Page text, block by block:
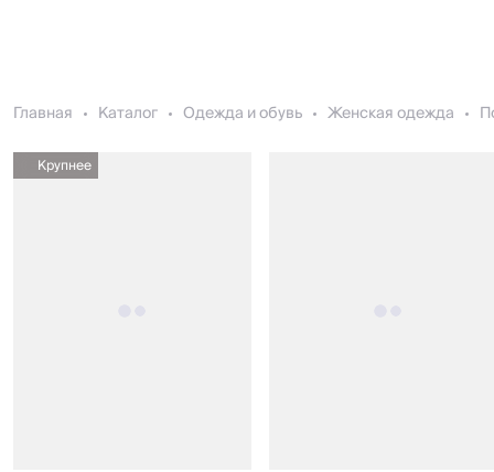
Главная Каталог Одежда и обувь Женская одежда
Крупнее